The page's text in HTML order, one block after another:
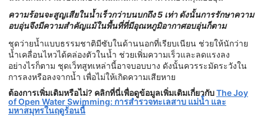
ความร้อนจะสูญเสียในน้ำเร็วกว่าบนบกถึง 5 เท่า ดังนั้นการรักษาความ
อบอุ่นจึงมีความสำคัญแม้ในพื้นที่ที่มีอุณหภูมิอากาศอบอุ่นก็ตาม
ชุดว่ายน้ำแบบธรรมชาติมีซับในด้านนอกที่เรียบเนียน ช่วยให้นักว่าย
น้ำเคลื่อนไหวได้คล่องตัวในน้ำ ช่วยเพิ่มความเร็วและลดแรงลง
อย่างไรก็ตาม ชุดเว็ทสูทเหล่านี้อาจบอบบาง ดังนั้นควรระมัดระวังใน
การลงหรือลงจากน้ำ เพื่อไม่ให้เกิดความเสียหาย
ต้องการเพิ่มเติมหรือไม่? คลิกที่นี่เพื่อดูข้อมูลเพิ่มเติมเกี่ยวกับThe Joy
of Open Water Swimming: การสำรวจทะเลสาบ แม่น้ำ และ
มหาสมุทรในฤดูร้อนนี้